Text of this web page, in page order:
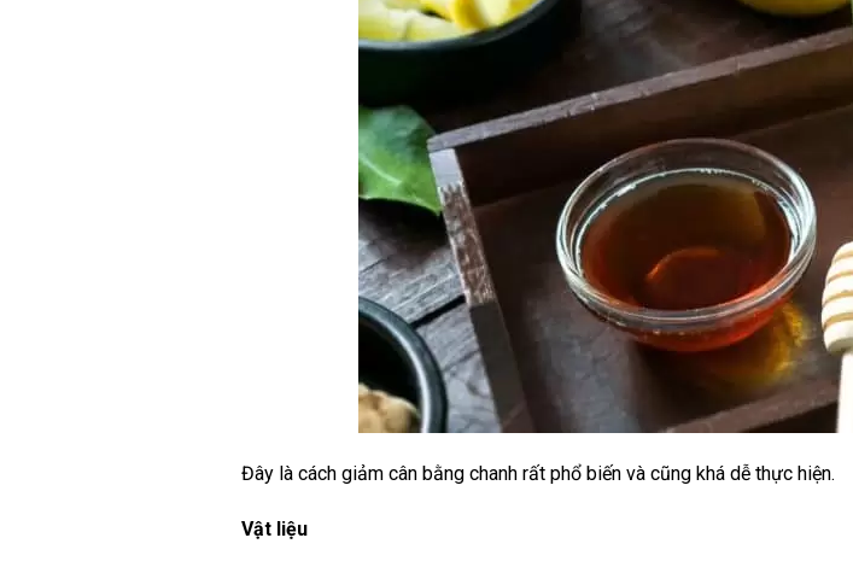
Đây là cách giảm cân bằng chanh rất phổ biến và cũng khá dễ thực hiện.
Vật liệu